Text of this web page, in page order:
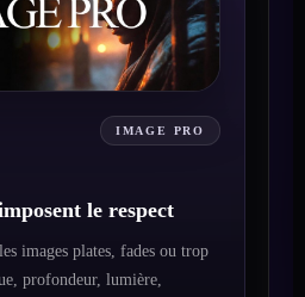
IMAGE PRO
le respect
images plates, fades ou trop
profondeur, lumière,